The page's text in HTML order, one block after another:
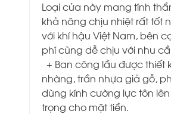
Loại cửa này mang tính
khả năng chịu nhiệt rất tốt
với khí hậu Việt Nam, bên
phí cũng dễ chịu với nhu
+ Ban công lầu được thiết
nhàng, trần nhựa giả gỗ,
dùng kính cường lực tôn lên
trọng cho mặt tiền.